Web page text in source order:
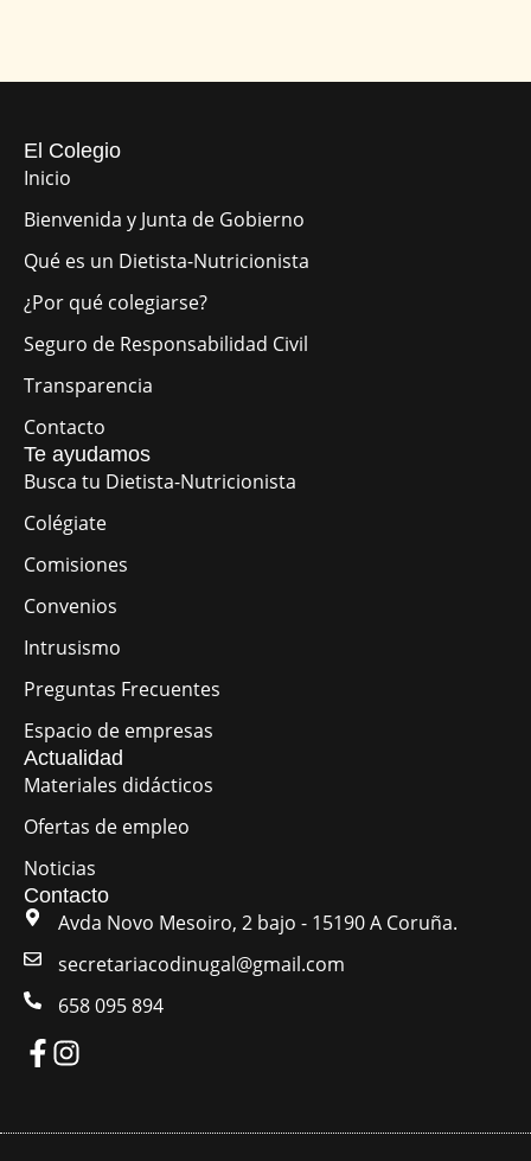
El Colegio
Inicio
Bienvenida y Junta de Gobierno
Qué es un Dietista-Nutricionista
¿Por qué colegiarse?
Seguro de Responsabilidad Civil
Transparencia
Contacto
Te ayudamos
Busca tu Dietista-Nutricionista
Colégiate
Comisiones
Convenios
Intrusismo
Preguntas Frecuentes
Espacio de empresas
Actualidad
Materiales didácticos
Ofertas de empleo
Noticias
Contacto
Avda Novo Mesoiro, 2 bajo - 15190 A Coruña.
secretariacodinugal@gmail.com
658 095 894